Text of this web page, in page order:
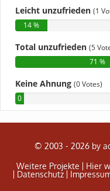
© 2003 - 2026 by
Weitere Projekte
Hier
Datenschutz